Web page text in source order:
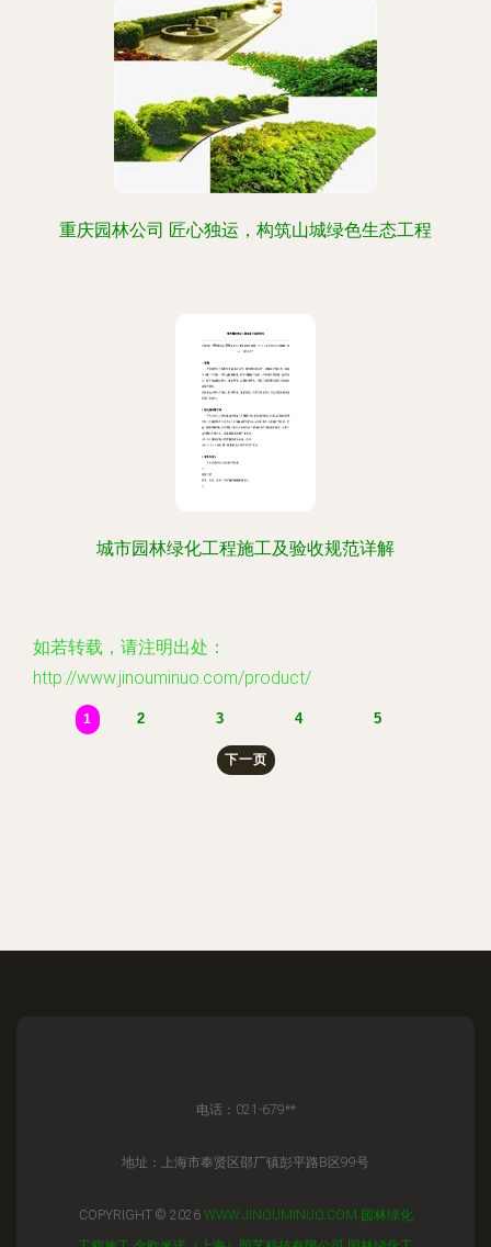
重庆园林公司 匠心独运，构筑山城绿色生态工程
城市园林绿化工程施工及验收规范详解
如若转载，请注明出处：
http://www.jinouminuo.com/product/
1 2 3 4 5
下一页
电话：021-679**
地址：上海市奉贤区邵厂镇彭平路B区99号
COPYRIGHT © 2026 WWW.JINOUMINUO.COM 园林绿化